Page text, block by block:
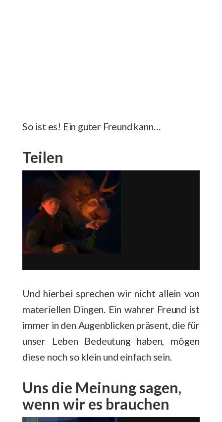
So ist es! Ein guter Freund kann…
Teilen
Und hierbei sprechen wir nicht allein von
materiellen Dingen. Ein wahrer Freund ist
immer in den Augenblicken präsent, die für
unser Leben Bedeutung haben, mögen
diese noch so klein und einfach sein.
Uns die Meinung sagen,
wenn wir es brauchen